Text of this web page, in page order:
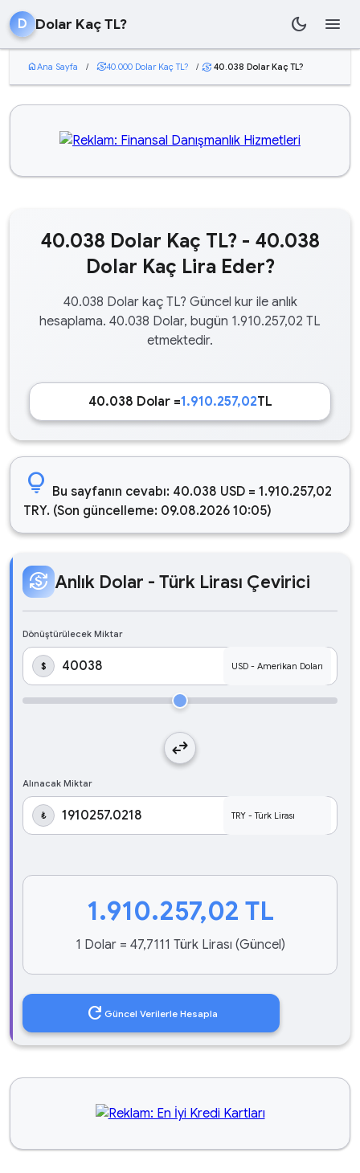
D Dolar Kaç TL? dark_mode menu
homeAna Sayfa / currency_exchange40.000 Dolar Kaç TL? / currency_exchange 40.038 Dolar Kaç TL?
40.038 Dolar Kaç TL? - 40.038
Dolar Kaç Lira Eder?
40.038 Dolar kaç TL? Güncel kur ile anlık
hesaplama. 40.038 Dolar, bugün 1.910.257,02 TL
etmektedir.
40.038 Dolar =1.910.257,02TL
lightbulb Bu sayfanın cevabı: 40.038 USD = 1.910.257,02
TRY. (Son güncelleme: 09.08.2026 10:05)
currency_exchange Anlık Dolar - Türk Lirası Çevirici
Dönüştürülecek Miktar
$
swap_horiz
Alınacak Miktar
₺
1.910.257,02 TL
1 Dolar = 47,7111 Türk Lirası (Güncel)
refresh Güncel Verilerle Hesapla